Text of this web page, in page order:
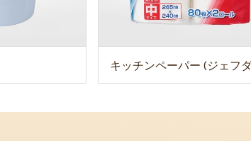
キッチンペーパー (ジェフ